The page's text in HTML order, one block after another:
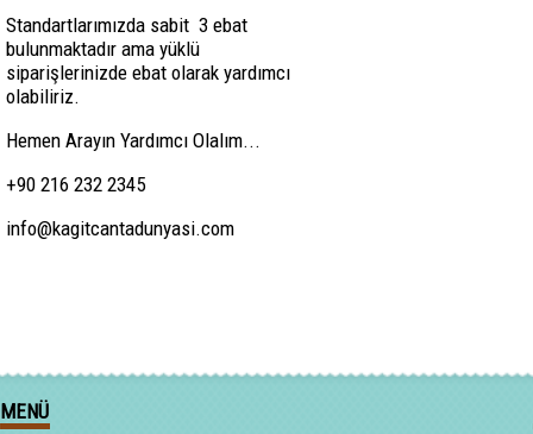
Standartlarımızda sabit 3 ebat
bulunmaktadır ama yüklü
siparişlerinizde ebat olarak yardımcı
olabiliriz.
Hemen Arayın Yardımcı Olalım...
+90 216 232 2345
info@kagitcantadunyasi.com
MENÜ